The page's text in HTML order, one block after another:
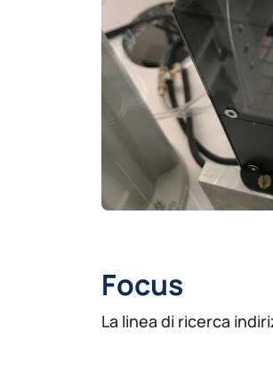
Focus
La linea di ricerca